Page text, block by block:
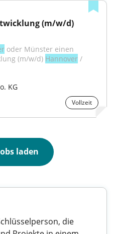
(m/w/d)
oder Münster einen
(m/w/d) Hannover /
KG
Vollzeit
laden
die